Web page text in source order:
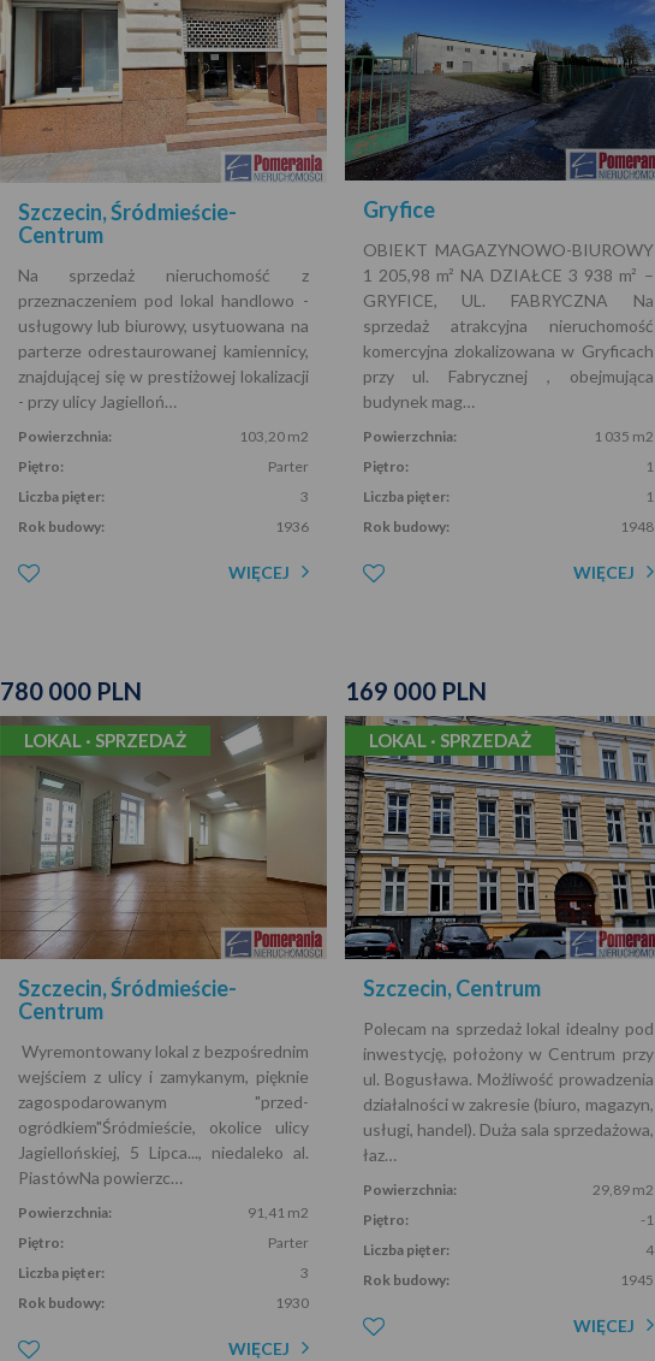
Gryfice
OBIEKT MAGAZYNOWO-BIUROWY
1 205,98 m² NA DZIAŁCE 3 938 m² –
GRYFICE, UL. FABRYCZNA Na
sprzedaż atrakcyjna nieruchomość
komercyjna zlokalizowana w Gryficach
przy ul. Fabrycznej , obejmująca
budynek mag…
Powierzchnia:
1 035 m2
Piętro:
1
Liczba pięter:
1
Rok budowy:
1948
WIĘCEJ
Szczecin, Śródmieście-
Centrum
Na sprzedaż nieruchomość z
przeznaczeniem pod lokal handlowo -
usługowy lub biurowy, usytuowana na
parterze odrestaurowanej kamiennicy,
znajdującej się w prestiżowej lokalizacji
- przy ulicy Jagielloń…
Powierzchnia:
103,20 m2
Piętro:
Parter
Liczba pięter:
3
Rok budowy:
1936
WIĘCEJ
780 000 PLN
LOKAL · SPRZEDAŻ
Szczecin, Śródmieście-
Centrum
Wyremontowany lokal z bezpośrednim
wejściem z ulicy i zamykanym, pięknie
zagospodarowanym "przed-
ogródkiem"Śródmieście, okolice ulicy
Jagiellońskiej, 5 Lipca..., niedaleko al.
PiastówNa powierzc…
Powierzchnia:
91,41 m2
Piętro:
Parter
Liczba pięter:
3
Rok budowy:
1930
WIĘCEJ
169 000 PLN
LOKAL · SPRZEDAŻ
Szczecin, Centrum
Polecam na sprzedaż lokal idealny pod
inwestycję, położony w Centrum przy
ul. Bogusława. Możliwość prowadzenia
działalności w zakresie (biuro, magazyn,
usługi, handel). Duża sala sprzedażowa,
łaz…
Powierzchnia:
29,89 m2
Piętro:
-1
Liczba pięter:
4
Rok budowy:
1945
WIĘCEJ